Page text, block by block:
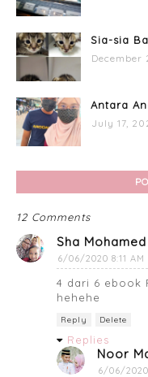
Sia-sia
December
Antara
July 17,
12 Comments
Sha Mohamed
6/06/2020 8:11 AM
4 dari 6 ebook
hehehe
Reply Delete
Replies
Noor
6/06/